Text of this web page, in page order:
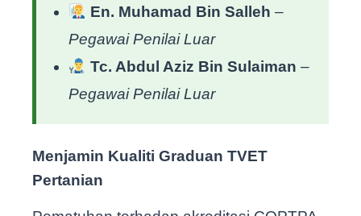
En. Muhamad Bin Salleh –
Pegawai Penilai Luar
Tc. Abdul Aziz Bin Sulaiman –
Pegawai Penilai Luar
Menjamin Kualiti Graduan TVET
Pertanian